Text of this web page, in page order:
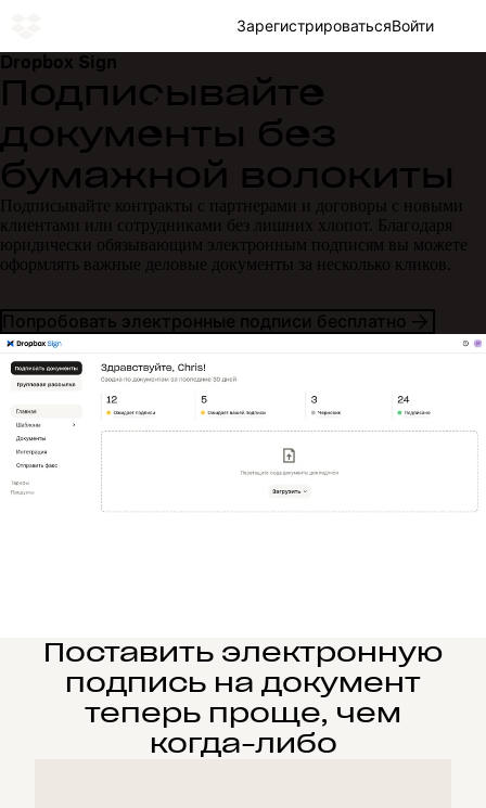
ЗарегистрироватьсяВойти
Dropbox Sign
Подписывайте
документы без
бумажной волокиты
Подписывайте контракты с партнерами и договоры с новыми
клиентами или сотрудниками без лишних хлопот. Благодаря
юридически обязывающим электронным подписям вы можете
оформлять важные деловые документы за несколько кликов.
Попробовать электронные подписи бесплатно
Поставить электронную
подпись на документ
теперь проще, чем
когда-либо